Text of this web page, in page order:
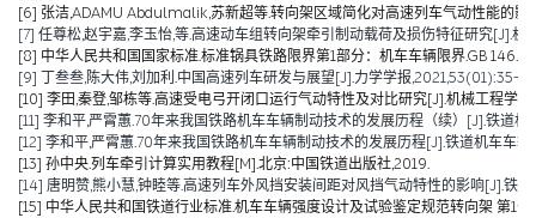
[6] 张洁,ADAMU Abdulmalik,苏新超等.转向架区域简化对高速列车气动性能的
[7] 任尊松,赵宇嘉,李玉怡,等.高速动车组转向架牵引制动载荷及损伤特征研究[J].机
[8] 中华人民共和国国家标准.标准锅具铁路限界第1部分：机车车辆限界.GB
[9] 丁叁叁,陈大伟,刘加利.中国高速列车研发与展望[J].力学学报,2021,53(01):35-
[10] 李田,秦登,邹栋等.高速受电弓开闭口运行气动特性及对比研究[J].机械工程学
[11] 李和平,严霄蕙.70年来我国铁路机车车辆制动技术的发展历程（续）[J].铁道
[12] 李和平,严霄蕙.70年来我国铁路机车车辆制动技术的发展历程[J].铁道机车车
[13] 孙中央.列车牵引计算实用教程[M].北京:中国铁道出版社,2019.
[14] 唐明赞,熊小慧,钟睦等.高速列车外风挡安装间距对风挡气动特性的影响[J].铁
[15] 中华人民共和国铁道行业标准.机车车辆强度设计及试验鉴定规范转向架 第1